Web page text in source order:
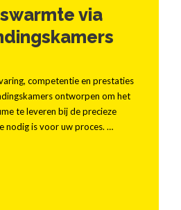
via
competentie en prestaties
ontworpen om het
te leveren bij de precieze
nodig is voor uw proces. …